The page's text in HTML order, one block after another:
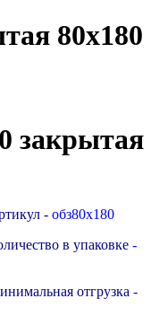
80х180
закрытая
- обз80х180
в упаковке -
отгрузка -